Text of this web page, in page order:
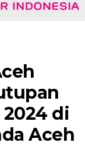
2024 di
Aceh